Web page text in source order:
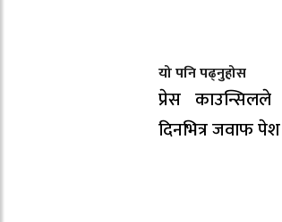
यो पनि पढ्नुहोस
प्रेस
दिनभित्र जवाफ पेश